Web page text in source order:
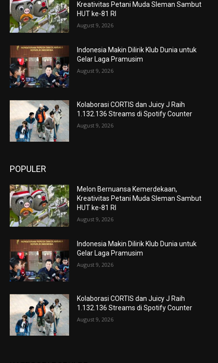
Kreativitas Petani Muda Sleman Sambut
HUT ke-81 RI
August 9, 2026
Indonesia Makin Dilirik Klub Dunia untuk
Gelar Laga Pramusim
August 9, 2026
Kolaborasi CORTIS dan Juicy J Raih
1.132.136 Streams di Spotify Counter
August 9, 2026
POPULER
Melon Bernuansa Kemerdekaan,
Kreativitas Petani Muda Sleman Sambut
HUT ke-81 RI
August 9, 2026
Indonesia Makin Dilirik Klub Dunia untuk
Gelar Laga Pramusim
August 9, 2026
Kolaborasi CORTIS dan Juicy J Raih
1.132.136 Streams di Spotify Counter
August 9, 2026